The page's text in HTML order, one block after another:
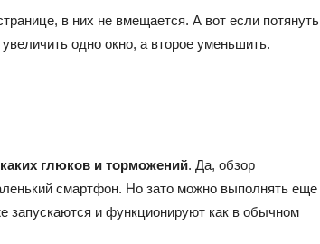
в них не вмещается. А вот если потянуть
одно окно, а второе уменьшить.
глюков и торможений. Да, обзор
смартфон. Но зато можно выполнять еще
запускаются и функционируют как в обычном